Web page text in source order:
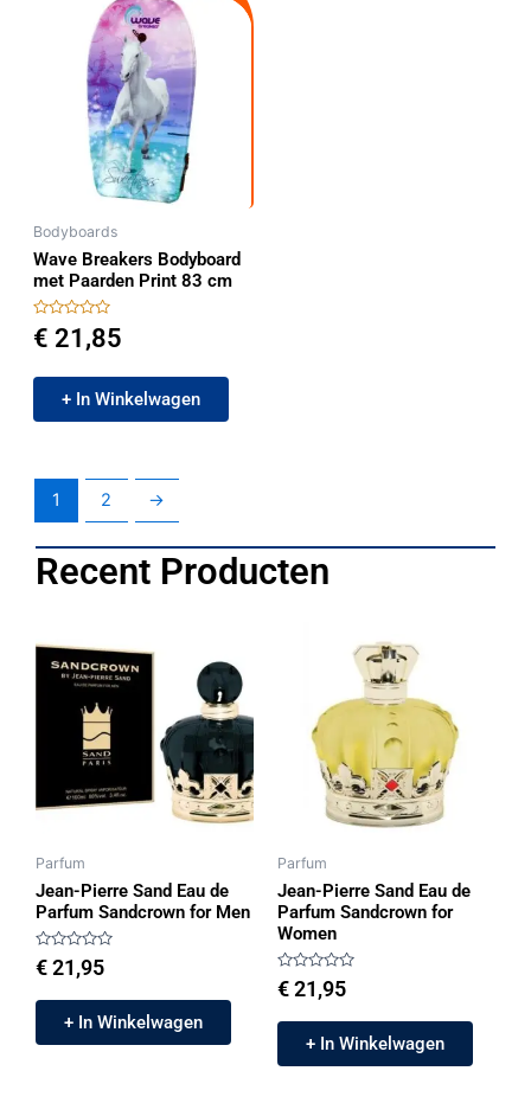
Bodyboards
Wave Breakers Bodyboard
met Paarden Print 83 cm
Gewaardeerd
0
€ 21,85
+ In Winkelwagen
1 2 →
Recent Producten
Parfum
Jean-Pierre Sand Eau de
Parfum Sandcrown for Men
Gewaardeerd
0
5
€21,95
+ In Winkelwagen
Parfum
Jean-Pierre Sand Eau de
Parfum Sandcrown for
Women
Gewaardeerd
0
5
€21,95
+ In Winkelwagen